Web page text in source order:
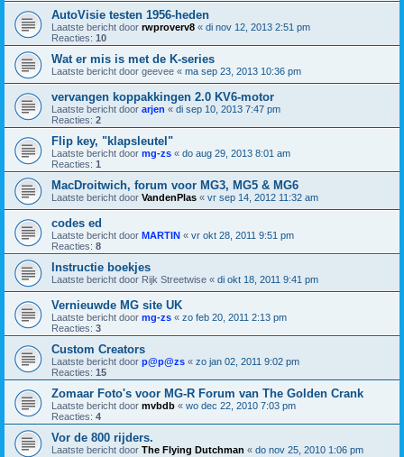
AutoVisie testen 1956-heden
Laatste bericht door rwproverv8 « di nov 12, 2013 2:51 pm
Reacties: 10
Wat er mis is met de K-series
Laatste bericht door geevee « ma sep 23, 2013 10:36 pm
vervangen koppakkingen 2.0 KV6-motor
Laatste bericht door arjen « di sep 10, 2013 7:47 pm
Reacties: 2
Flip key, "klapsleutel"
Laatste bericht door mg-zs « do aug 29, 2013 8:01 am
Reacties: 1
MacDroitwich, forum voor MG3, MG5 & MG6
Laatste bericht door VandenPlas « vr sep 14, 2012 11:32 am
codes ed
Laatste bericht door MARTIN « vr okt 28, 2011 9:51 pm
Reacties: 8
Instructie boekjes
Laatste bericht door Rijk Streetwise « di okt 18, 2011 9:41 pm
Vernieuwde MG site UK
Laatste bericht door mg-zs « zo feb 20, 2011 2:13 pm
Reacties: 3
Custom Creators
Laatste bericht door p@p@zs « zo jan 02, 2011 9:02 pm
Reacties: 15
Zomaar Foto's voor MG-R Forum van The Golden Crank
Laatste bericht door mvbdb « wo dec 22, 2010 7:03 pm
Reacties: 4
Vor de 800 rijders.
Laatste bericht door The Flying Dutchman « do nov 25, 2010 1:06 pm